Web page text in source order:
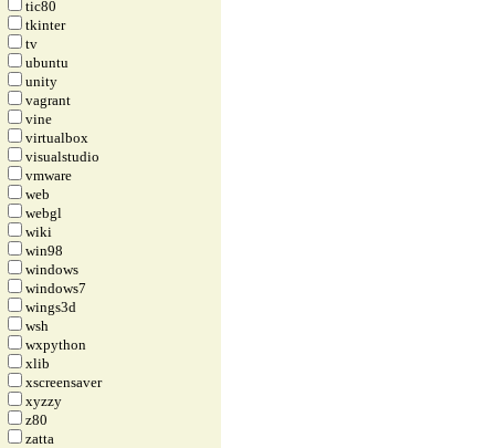
tic80
tkinter
tv
ubuntu
unity
vagrant
vine
virtualbox
visualstudio
vmware
web
webgl
wiki
win98
windows
windows7
wings3d
wsh
wxpython
xlib
xscreensaver
xyzzy
z80
zatta